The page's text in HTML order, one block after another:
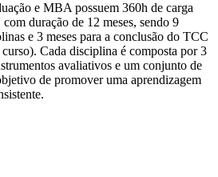
e MBA possuem 360h de carga
duração de 12 meses, sendo 9
e 3 meses para a conclusão do TCC
Cada disciplina é composta por 3
avaliativos e um conjunto de
de promover uma aprendizagem